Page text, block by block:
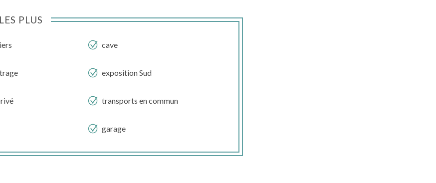
LES PLUS
cave
exposition Sud
transports en commun
garage